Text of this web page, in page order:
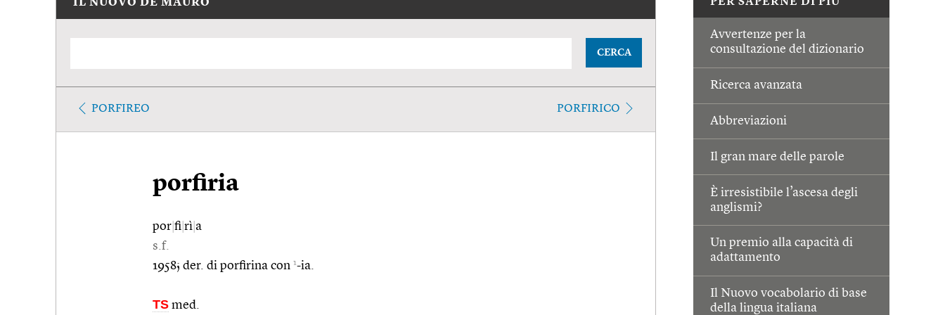
Avvertenze per la
consultazione del dizionario
Ricerca avanzata
Abbreviazioni
Il gran mare delle parole
È irresistibile l’ascesa degli
anglismi?
Un premio alla capacità di
adattamento
Il Nuovo vocabolario di base
della lingua italiana
IL NUOVO DE MAURO
CERCA
PORFIREO PORFIRICO
porfiria
por fi rì a
s.f.
1958; der. di porfirina con 1-ia.
TS med.